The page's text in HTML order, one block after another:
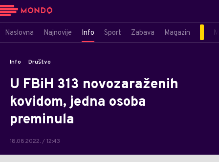
Naslovna Najnovije Info Sport Zabava Magazin
Info Društvo
U FBiH 313 novozaraženih
kovidom, jedna osoba
preminula
18.08.2022. / 12:43